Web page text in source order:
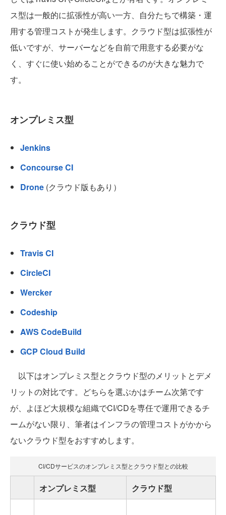
ス型は一般的に拡張性が高い一方、自分たちで構築・運
用する管理コストが発生します。クラウド型は拡張性が
低いですが、サーバーなどを自前で用意する必要がな
く、すぐに使い始めることができるのが大きな魅力で
す。
オンプレミス型
Jenkins
Concourse CI
Drone (クラウド版もあり）
クラウド型
Travis CI
CircleCI
Wercker
Codeship
AWS CodeBuild
GCP Cloud Build
以下はオンプレミス型とクラウド型のメリットとデメ
リットの対比です。どちらを選ぶかはチーム次第です
が、よほど大規模な組織でCI/CDを専任で運用できるチ
ームがない限り、筆者はインフラの管理コストがかから
ないクラウド型をおすすめします。
CI/CDサービスのオンプレミス型とクラウド型との比較
オンプレミス型 クラウド型